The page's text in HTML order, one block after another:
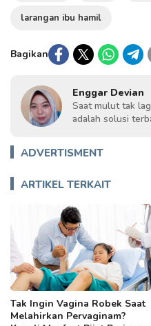
larangan ibu hamil
Bagikan
Enggar Devian
Saat mulut tak
adalah solusi
ADVERTISMENT
ARTIKEL TERKAIT
Tak Ingin Vagina Robek Saat
Melahirkan Pervaginam?